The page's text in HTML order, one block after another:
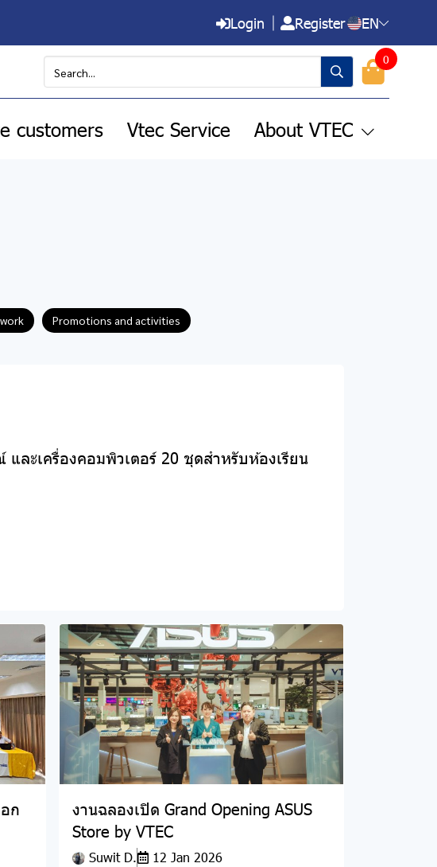
Login Register EN
0
customers Vtec Service About VTEC
Promotions and activities
ละเครื่องคอมพิวเตอร์ 20 ชุดสำหรับห้องเรียน
ก
งานฉลองเปิด Grand Opening ASUS
Store by VTEC
Suwit D. 12 Jan 2026